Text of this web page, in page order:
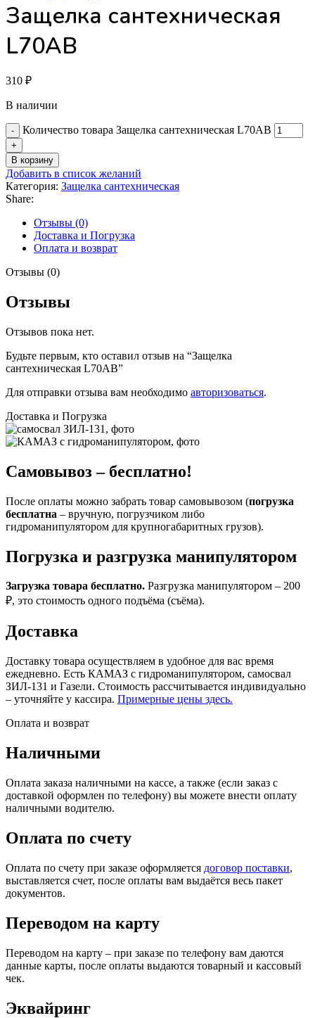
Защелка сантехническая
L70AB
310 ₽
В наличии
Количество товара Защелка сантехническая L70AB
В корзину
Добавить в список желаний
Категория: Защелка сантехническая
Share:
Отзывы (0)
Доставка и Погрузка
Оплата и возврат
Отзывы (0)
Отзывы
Отзывов пока нет.
Будьте первым, кто оставил отзыв на “Защелка
сантехническая L70AB”
Для отправки отзыва вам необходимо авторизоваться.
Доставка и Погрузка
Самовывоз – бесплатно!
После оплаты можно забрать товар самовывозом (погрузка
бесплатна – вручную, погрузчиком либо
гидроманипулятором для крупногабаритных грузов).
Погрузка и разгрузка манипулятором
Загрузка товара бесплатно. Разгрузка манипулятором – 200
₽, это стоимость одного подъёма (съёма).
Доставка
Доставку товара осуществляем в удобное для вас время
ежедневно. Есть КАМАЗ с гидроманипулятором, самосвал
ЗИЛ-131 и Газели. Стоимость рассчитывается индивидуально
– уточняйте у кассира. Примерные цены здесь.
Оплата и возврат
Наличными
Оплата заказа наличными на кассе, а также (если заказ с
доставкой оформлен по телефону) вы можете внести оплату
наличными водителю.
Оплата по счету
Оплата по счету при заказе оформляется договор поставки,
выставляется счет, после оплаты вам выдаётся весь пакет
документов.
Переводом на карту
Переводом на карту – при заказе по телефону вам даются
данные карты, после оплаты выдаются товарный и кассовый
чек.
Эквайринг